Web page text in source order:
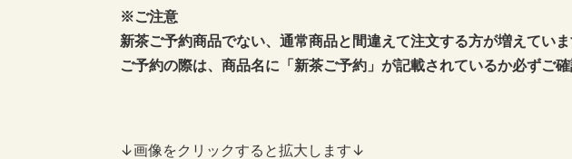
※ご注意
新茶ご予約商品でない、通常商品と間違えて注文する方が増えていま
ご予約の際は、商品名に「新茶ご予約」が記載されているか必ずご確
↓画像をクリックすると拡大します↓